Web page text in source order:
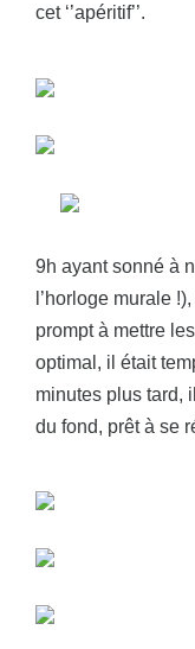
cet ‘’apéritif’’.
9h ayant sonné à
l’horloge murale
prompt à mettre
optimal, il était
minutes plus tard,
du fond, prêt à se